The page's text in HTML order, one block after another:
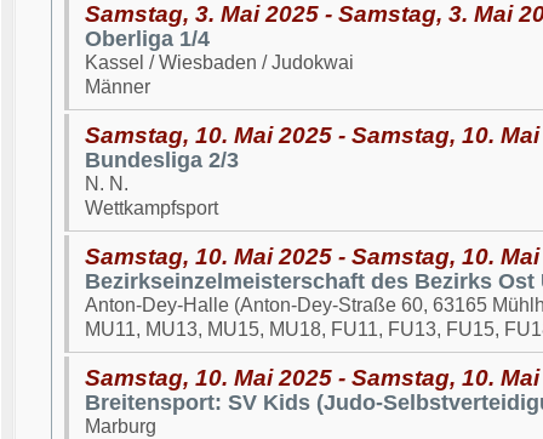
Samstag, 3. Mai 2025 - Samstag, 3. Mai
Oberliga 1/4
Kassel / Wiesbaden / Judokwai
Männer
Samstag, 10. Mai 2025 - Samstag, 10.
Bundesliga 2/3
N. N.
Wettkampfsport
Samstag, 10. Mai 2025 - Samstag, 10.
Bezirkseinzelmeisterschaft des Bezirks Ost
Anton-Dey-Halle (Anton-Dey-Straße 60, 63165
MU11, MU13, MU15, MU18, FU11, FU13, FU15,
Samstag, 10. Mai 2025 - Samstag, 10.
Breitensport: SV Kids (Judo-
Marburg